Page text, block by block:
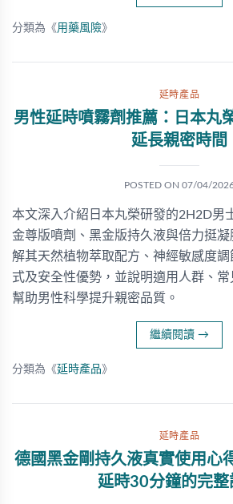
分類為《用藥風險》
延時產品
男性延時噴霧劑推薦：日本丸
延長親密時間
POSTED ON 07/04/
本文深入介紹日本丸榮研發的2H2D男
金尊版噴劑、黑金版持久液與倍力挺
解其天然植物萃取配方、神經敏感度
式及安全性優勢，並說明適用人群、常
幫助男性科學提升親密品質。
繼續閱讀 →
分類為《延時產品》
延時產品
德國黑金剛持久液真實使用心
延時30分鐘的完整